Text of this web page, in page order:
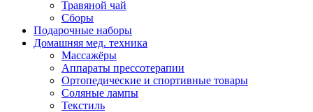
Травяной чай
Сборы
Подарочные наборы
Домашняя мед. техника
Массажёры
Аппараты прессотерапии
Ортопедические и спортивные товары
Соляные лампы
Текстиль